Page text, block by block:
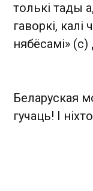
толькі тады
гаворкі,
нябёсамі»
Беларуская
гучаць! І